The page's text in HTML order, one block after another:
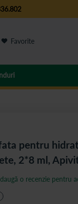
Favorite
pentru
2*8 ml,
o recenzie pentru